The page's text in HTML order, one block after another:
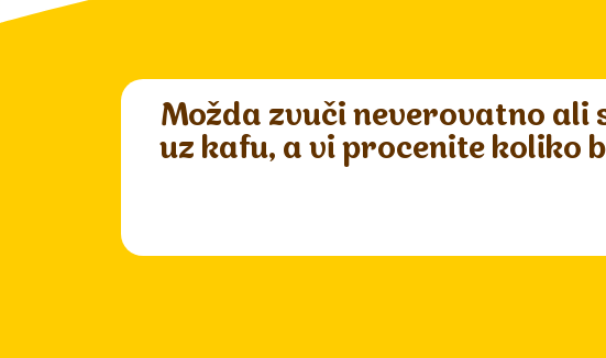
Možda zvuči neverovatno ali
uz kafu, a vi procenite koliko